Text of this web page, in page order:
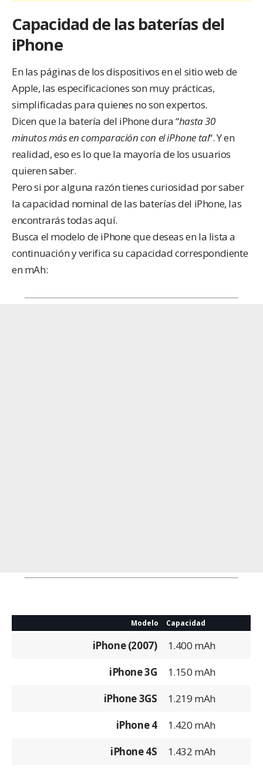
Capacidad de las baterías del
iPhone
En las páginas de los dispositivos en el sitio web de
Apple, las especificaciones son muy prácticas,
simplificadas para quienes no son expertos.
Dicen que la batería del iPhone dura “hasta 30
minutos más en comparación con el iPhone tal“. Y en
realidad, eso es lo que la mayoría de los usuarios
quieren saber.
Pero si por alguna razón tienes curiosidad por saber
la capacidad nominal de las baterías del iPhone, las
encontrarás todas aquí.
Busca el modelo de iPhone que deseas en la lista a
continuación y verifica su capacidad correspondiente
en mAh:
Modelo Capacidad
iPhone (2007)
1.400 mAh
iPhone 3G
1.150 mAh
iPhone 3GS
1.219 mAh
iPhone 4
1.420 mAh
iPhone 4S
1.432 mAh